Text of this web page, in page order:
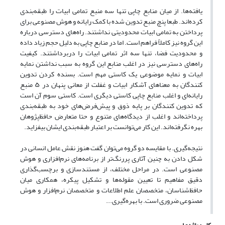
یافته‌ها. از میان منابع چاپی تنها سه منبع تمامی ابیات را طبقه‌بندی
‌کرده‌اند. طبعا پنچ منبع تدوین شده با کمک رایانه و هوش مصنوعی برای
پرداختن به تمامی ابیات محدودیتی نداشتند. راه‌های دسترسی درباره
این گروه نیز کاملاً فراهم است. اما در منابع چاپی به دلیل حجم زیاد داده
و محدودیت فضا، تنها سه اثر تمامی ابیات را دربر‌داشتند. کیفیت
راه‌های دسترسی نیز در اغلب منابع این گروه به سبب نداشتن نمایه‌
ابیات و نمایه موضوعی یک کاستی مهم است. بسنده کردن تدوین
کنندگان به معناهای آشکار ابیات و غفلت از معانی پنهان در ۵ منبع
رایانه‌ای و اغلب منابع چاپی کاستی دیگری است. کاستی سوم آن است
که تدوین کنندگان بر پایه ذوق و پیش‌فرض‌های خود به طبقه‌بندی‌
پرداخته‌اند و اغلب از دیدگاه‌های متنوع و حتا متعارض حافظ‌پژوهان
بهره نگرفته‌اند. این کار می‌توانست بر اعتبار طبقه‌بندی ‌ایشان بیفزاید.
نتیجه‌گیری. با مقایسه دو گروه می‌توان گفت هنوز نقش عامل انسانی در
شکل دادن به چنین آثاری پررنگ‌تر از برنامه‌های نرم‌افزاری و هوش
مصنوعی است. در مراحل مختلف، از مستندسازی و برچسب‌گذاری
دقیق مفاهیم تا تعیین مقوله‌ها و تشکیل پیکره‌، همکاری میان
حافظ‌شناسان، متخصصان علم اطلاعات و متخصصان نرم‌افزار و هوش
مصنوعی ضروری است. با بهره‌گیری...